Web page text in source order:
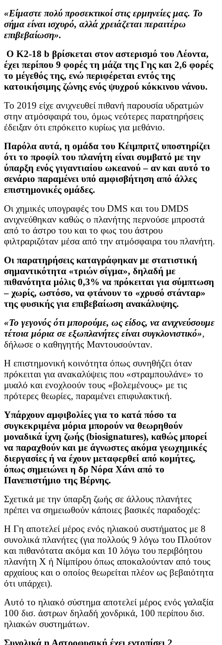
«Είμαστε πολύ προσεκτικοί στις ερμηνείες μας. Το
σήμα είναι ισχυρό, αλλά χρειάζεται περαιτέρω
επιβεβαίωση».
Ο K2-18 b βρίσκεται στον αστερισμό του Λέοντα,
έχει περίπου 9 φορές τη μάζα της Γης και 2,6 φορές
το μέγεθός της, ενώ περιφέρεται εντός της
κατοικήσιμης ζώνης ενός ψυχρού κόκκινου νάνου.
Το 2019 είχε ανιχνευθεί πιθανή παρουσία υδρατμών
στην ατμόσφαιρά του, όμως νεότερες παρατηρήσεις
έδειξαν ότι επρόκειτο κυρίως για μεθάνιο.
Παρόλα αυτά, η ομάδα του Κέιμπριτζ υποστηρίζει
ότι το προφίλ του πλανήτη είναι συμβατό με την
ύπαρξη ενός γιγαντιαίου ωκεανού – αν και αυτό το
σενάριο παραμένει υπό αμφισβήτηση από άλλες
επιστημονικές ομάδες.
Οι χημικές υπογραφές του DMS και του DMDS
ανιχνεύθηκαν καθώς ο πλανήτης περνούσε μπροστά
από το άστρο του και το φως του άστρου
φιλτραριζόταν μέσα από την ατμόσφαιρα του πλανήτη.
Οι παρατηρήσεις καταγράφηκαν με στατιστική
σημαντικότητα «τριών σίγμα», δηλαδή με
πιθανότητα μόλις 0,3% να πρόκειται για σύμπτωση
– χωρίς, ωστόσο, να φτάνουν το «χρυσό στάνταρ»
της φυσικής για επιβεβαίωση ανακάλυψης.
«Το γεγονός ότι μπορούμε, ως είδος, να ανιχνεύσουμε
τέτοια μόρια σε εξωπλανήτες είναι συγκλονιστικό»,
δήλωσε ο καθηγητής Μαντουσούνταν.
Η επιστημονική κοινότητα όπως συνηθήζει όταν
πρόκειται για ανακαλύψεις που «στραμπουλάνε» το
μυαλό και ενοχλοούν τους «βολεμένους» με τις
πρότερες θεωρίες, παραμένει επιφυλακτική.
Υπάρχουν αμφιβολίες για το κατά πόσο τα
συγκεκριμένα μόρια μπορούν να θεωρηθούν
μοναδικά ίχνη ζωής (biosignatures), καθώς μπορεί
να παραχθούν και με άγνωστες ακόμα γεωχημικές
διεργασίες ή να έχουν μεταφερθεί από κομήτες,
όπως σημειώνει η δρ Νόρα Χάνι από το
Πανεπιστήμιο της Βέρνης.
Σχετικά με την ύπαρξη ζωής σε άλλους πλανήτες
πρέπει να σημειωθούν κάποιες βασικές παραδοχές:
Η Γη αποτελεί μέρος ενός ηλιακού συστήματος με 8
συνολικά πλανήτες (για πολλούς 9 λόγω του Πλούτον
και πιθανότατα ακόμα και 10 λόγω του περιβόητου
πλανήτη Χ ή Νίμπίρου όπως αποκαλούνταν από τους
αρχαίους και ο οποίος θεωρείται πλέον ως βεβαιότητα
ότι υπάρχει).
Αυτό το ηλιακό σύστημα αποτελεί μέρος ενός γαλαξία
100 δισ. άστρων δηλαδή χονδρικά, 100 περίπου δισ.
ηλιακών συστημάτων.
Συνολικά η Αστροφυσική έχει εντοπίσει 2